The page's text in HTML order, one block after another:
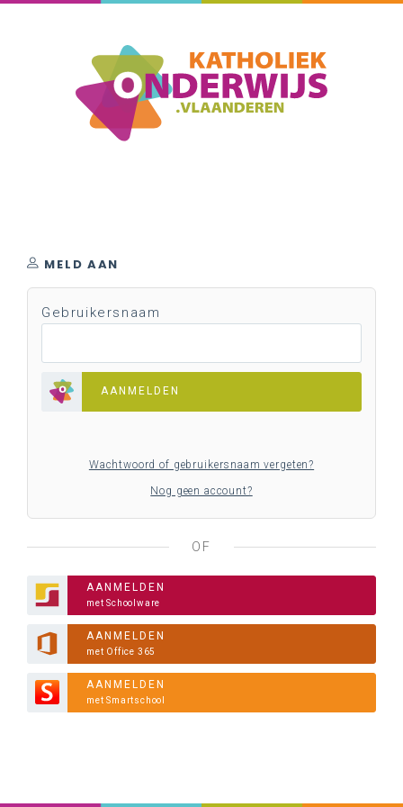
MELD AAN
Gebruikersnaam
AANMELDEN
Wachtwoord of gebruikersnaam vergeten?
Nog geen account?
OF
AANMELDEN
met Schoolware
AANMELDEN
met Office 365
AANMELDEN
met Smartschool